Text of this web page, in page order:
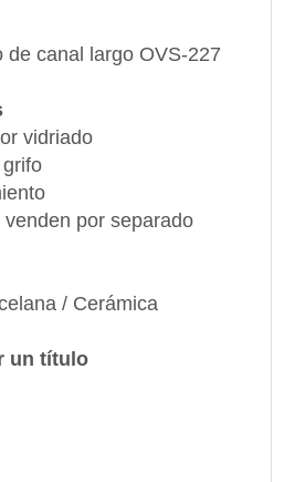
de canal largo OVS-227
vidriado
por separado
/ Cerámica
un título